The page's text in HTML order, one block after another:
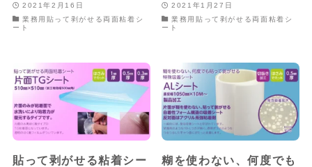
2021年2月16日
業務用貼って剥がせる両面粘着シ
ート
2021年1月27日
業務用貼って剥がせる両面粘着シ
ート
貼って剥がせる粘着シー
糊を使わない、何度でも